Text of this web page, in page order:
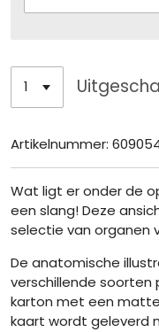
Artikelnummer:
Wat ligt er onder de
een slang! Deze
selectie van organen
De anatomische
verschillende
karton met een
kaart wordt geleverd